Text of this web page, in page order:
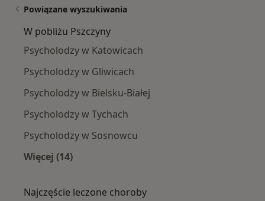
Powiązane wyszukiwania
W pobliżu Pszczyny
Psycholodzy w Katowicach
Psycholodzy w Gliwicach
Psycholodzy w Bielsku-Białej
Psycholodzy w Tychach
Psycholodzy w Sosnowcu
Więcej (14)
Najczęście leczone choroby